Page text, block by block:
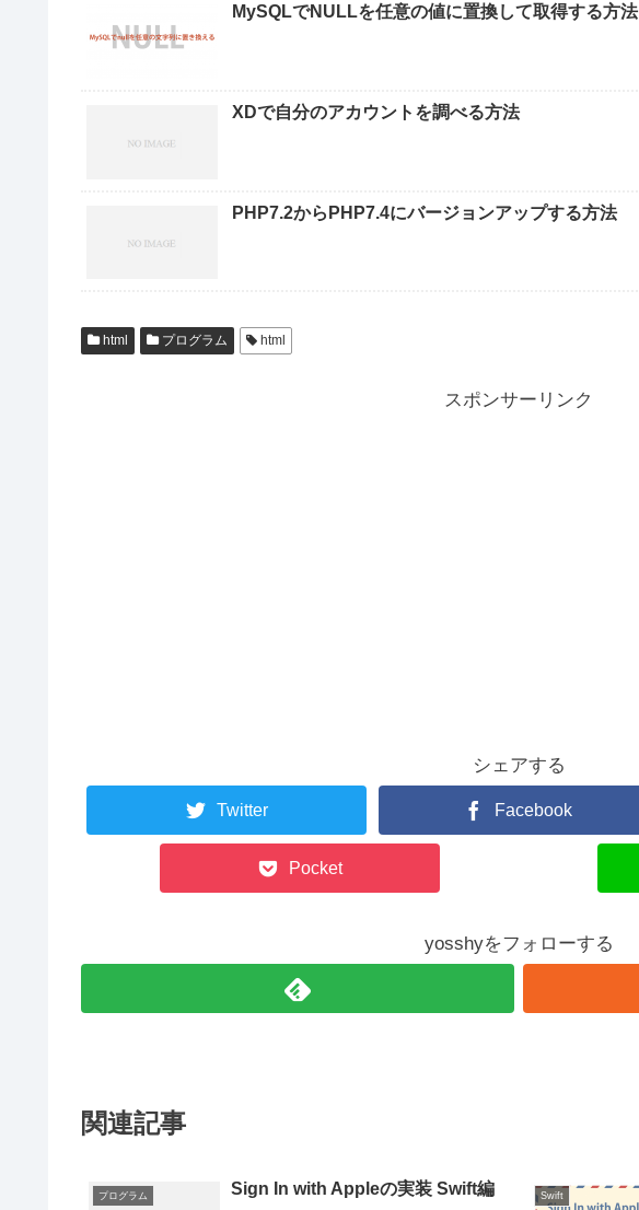
MySQLでNULLを任意の値に置換して取得する方法
XDで自分のアカウントを調べる方法
PHP7.2からPHP7.4にバージョンアップする方法
html プログラム html
スポンサーリンク
シェアする
Twitter Facebook
Pocket
yosshyをフォローする
関連記事
プログラム Sign In with Appleの実装 Swift編 Swift